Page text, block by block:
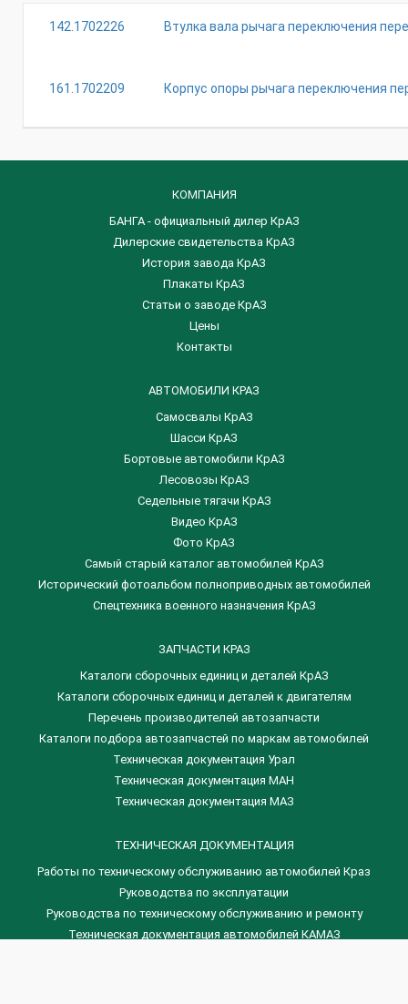
142.1702226 Втулка вала рычага переключения
161.1702209 Корпус опоры рычага переключения
КОМПАНИЯ
БАНГА - официальный дилер КрАЗ
Дилерские свидетельства КрАЗ
История завода КрАЗ
Плакаты КрАЗ
Статьи о заводе КрАЗ
Цены
Контакты
АВТОМОБИЛИ КРАЗ
Самосвалы КрАЗ
Шасси КрАЗ
Бортовые автомобили КрАЗ
Лесовозы КрАЗ
Седельные тягачи КрАЗ
Видео КрАЗ
Фото КрАЗ
Самый старый каталог автомобилей КрАЗ
Исторический фотоальбом полноприводных автомобилей
Спецтехника военного назначения КрАЗ
ЗАПЧАСТИ КРАЗ
Каталоги сборочных единиц и деталей КрАЗ
​Каталоги сборочных единиц и деталей к двигателям
Перечень производителей автозапчасти
Каталоги подбора автозапчастей по маркам автомобилей
Техническая документация Урал
Техническая документация МАН
Техническая документация МАЗ
ТЕХНИЧЕСКАЯ ДОКУМЕНТАЦИЯ
Работы по техническому обслуживанию автомобилей Краз
Руководства по эксплуатации
Руководства по техническому обслуживанию и ремонту
Техническая документация автомобилей КАМАЗ